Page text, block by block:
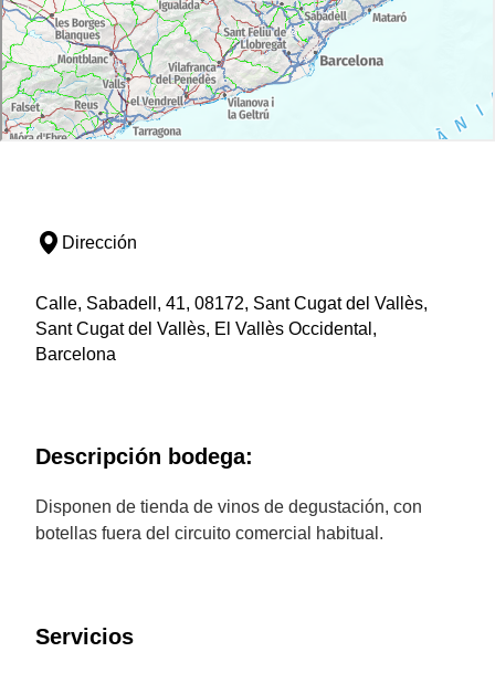
Dirección
Calle, Sabadell, 41, 08172, Sant Cugat del Vallès,
Sant Cugat del Vallès, El Vallès Occidental,
Barcelona
Descripción bodega:
Disponen de tienda de vinos de degustación, con
botellas fuera del circuito comercial habitual.
Servicios